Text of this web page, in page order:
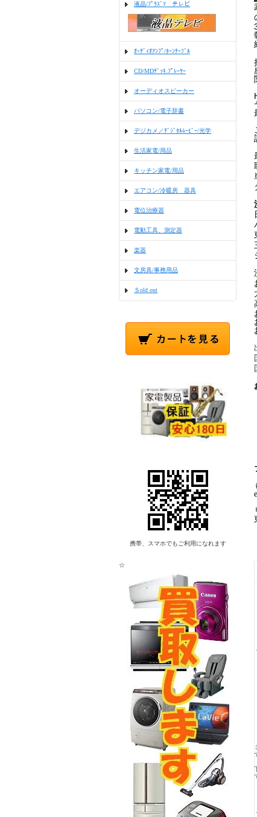
液晶/ﾌﾟﾗｽﾞﾏ テレビ
ｵｰﾃﾞｨｵｱﾝﾌﾟ/ﾀｰﾝﾃｰﾌﾞﾙ
CD/MDﾃﾞｯｷ.ﾌﾟﾚｰﾔｰ
オーディオスピーカー
パソコン/電子辞書
デジカメ／ﾃﾞｼﾞﾀﾙﾑｰﾋﾞｰ/光学
生活家電/用品
キッチン家電/用品
エアコン/冷暖房 器具
電位治療器
電動工具、測定器
楽器
文房具/事務用品
Ｓold out
携帯、スマホでもご利用になれます
☆